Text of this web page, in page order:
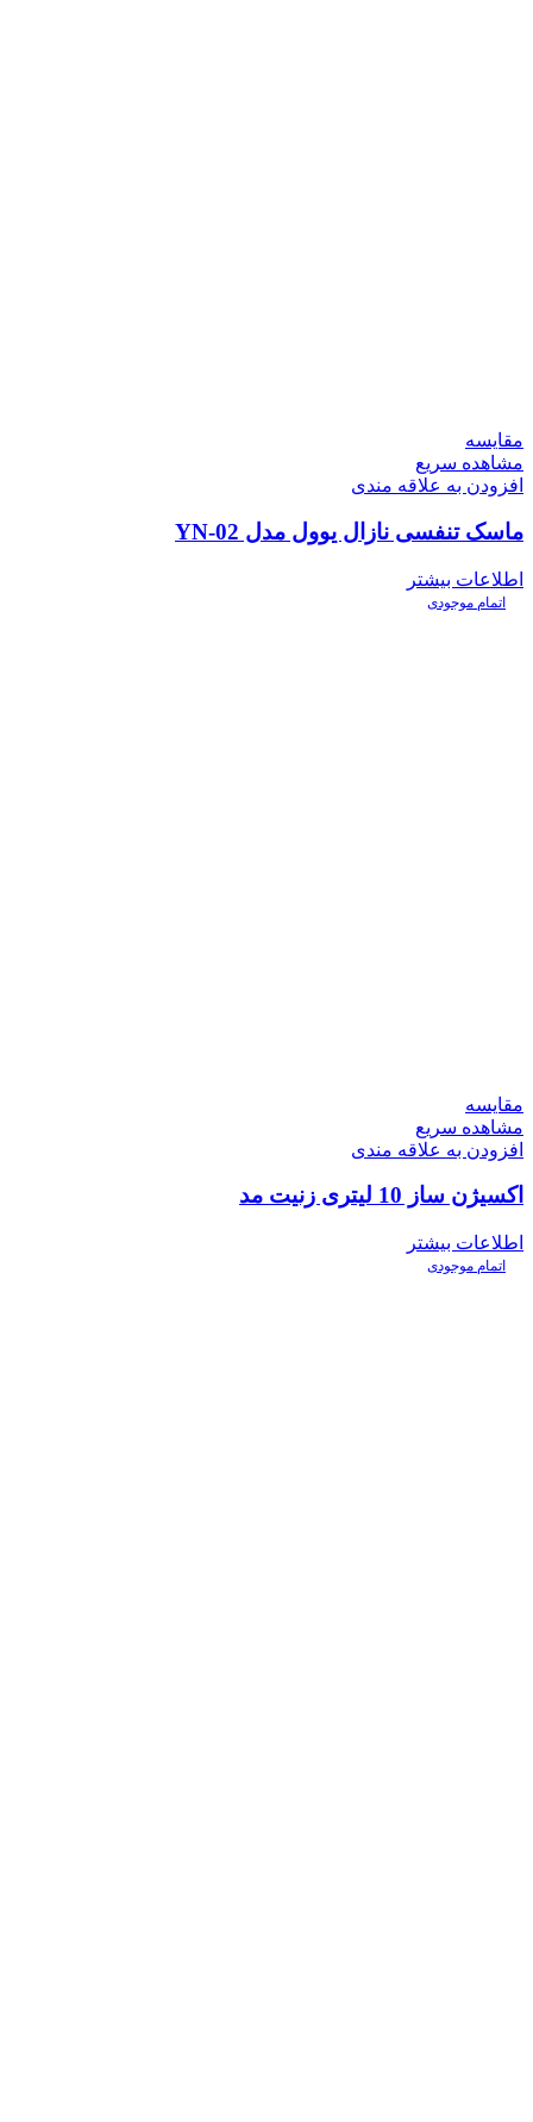
مقایسه
مشاهده سریع
افزودن به علاقه مندی
ماسک تنفسی نازال یوول مدل YN-02
اطلاعات بیشتر
اتمام موجودی
مقایسه
مشاهده سریع
افزودن به علاقه مندی
اکسیژن ساز 10 لیتری زنیت مد
اطلاعات بیشتر
اتمام موجودی